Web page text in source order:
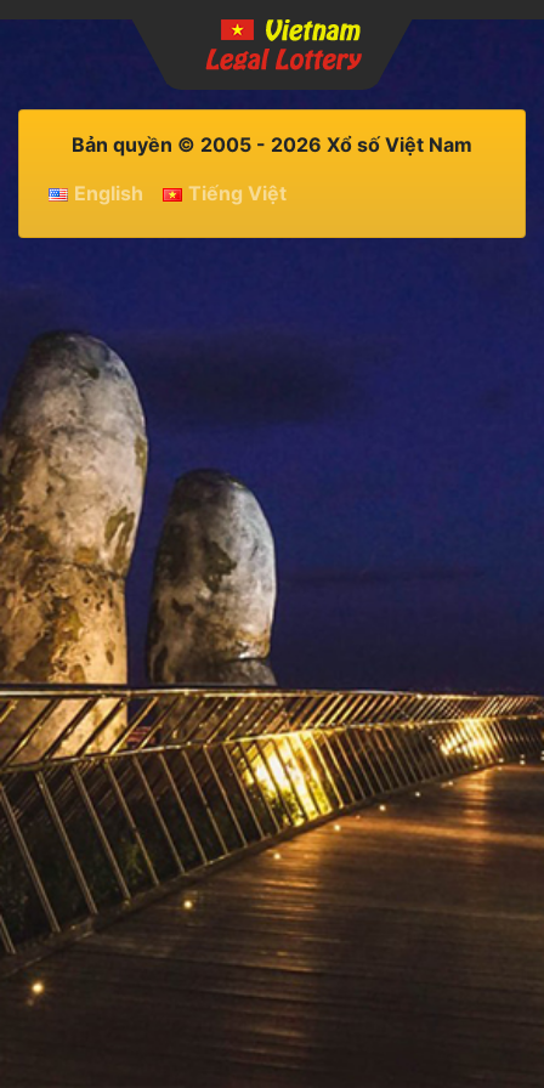
Bản quyền © 2005 - 2026 Xổ số Việt Nam
English
Tiếng Việt